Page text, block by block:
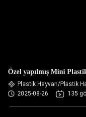
Özel yapılmış Mini
Plastik Hayvan/Plastik
2025-08-26
135